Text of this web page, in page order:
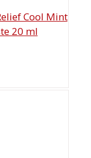
Cool Mint
20 ml